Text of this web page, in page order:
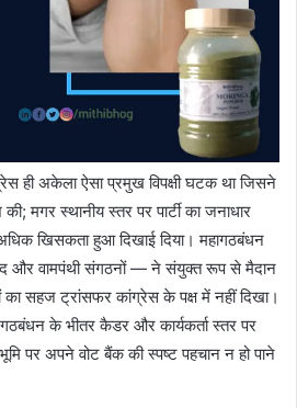
ही अकेला ऐसा प्रमुख विपक्षी घटक था जिसने
मगर स्थानीय स्तर पर पार्टी का जनाधार
खिसकता हुआ दिखाई दिया। महागठबंधन
वामपंथी संगठनों — ने संयुक्त रूप से मैदान
का सहज ट्रांसफर कांग्रेस के पक्ष में नहीं दिखा।
के भीतर कैडर और कार्यकर्ता स्तर पर
पर अपने वोट बैंक की स्पष्ट पहचान न हो पाने